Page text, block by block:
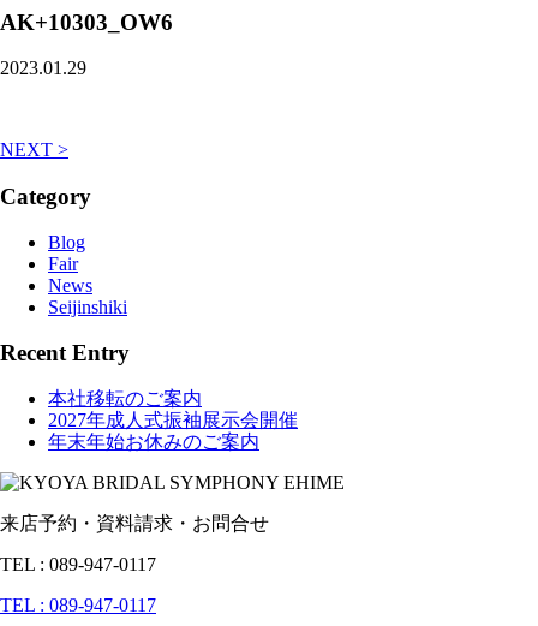
AK+10303_OW6
2023.01.29
NEXT >
Category
Blog
Fair
News
Seijinshiki
Recent Entry
本社移転のご案内
2027年成人式振袖展示会開催
年末年始お休みのご案内
来店予約・資料請求・お問合せ
TEL : 089-947-0117
TEL : 089-947-0117